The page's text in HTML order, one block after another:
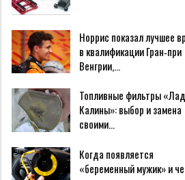
Норрис показал лучшее
в квалификации Гран‑при
Венгрии,…
Топливные фильтры
Калины»: выбор и замена
своими…
Когда появляется
«беременный мужик» и